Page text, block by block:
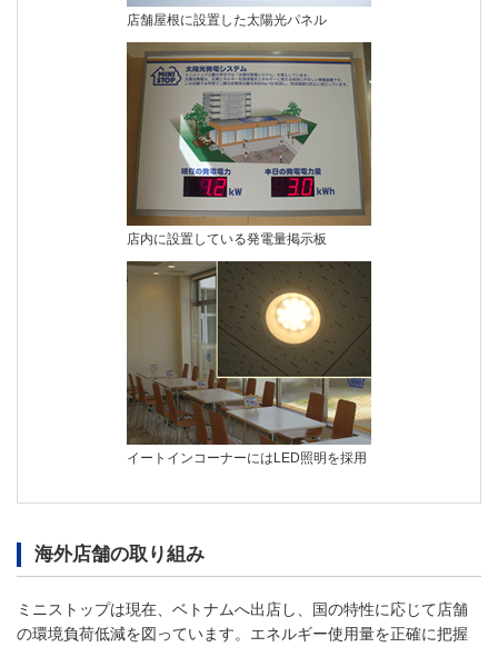
店舗屋根に設置した太陽光パネル
店内に設置している発電量掲示板
イートインコーナーにはLED照明を採用
海外店舗の取り組み
ミニストップは現在、ベトナムへ出店し、国の特性に応じて店舗
の環境負荷低減を図っています。エネルギー使用量を正確に把握